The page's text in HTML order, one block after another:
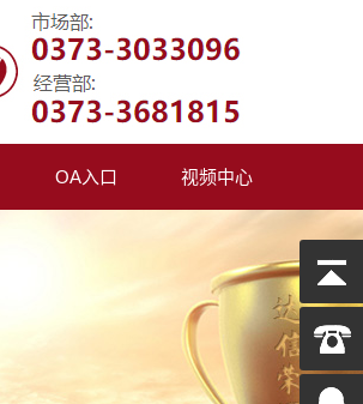
OA入口 视频中心